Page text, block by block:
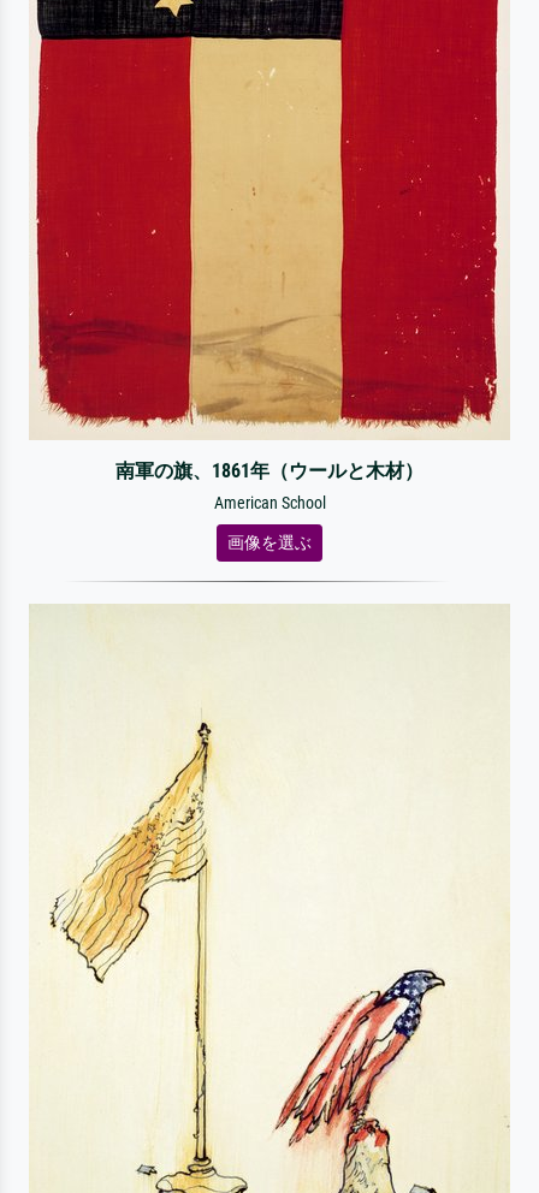
南軍の旗、1861年（ウールと木材）
American School
画像を選ぶ